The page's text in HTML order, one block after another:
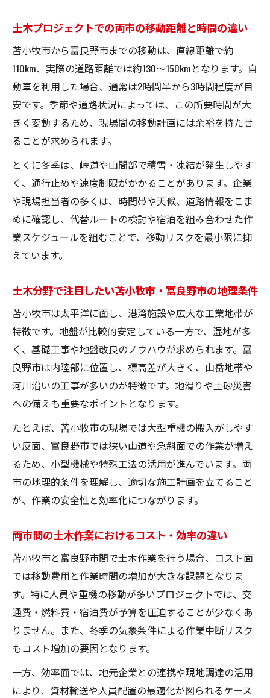
土木プロジェクトでの両市の移動距離と時間の違い
苫小牧市から富良野市までの移動は、直線距離で約
110km、実際の道路距離では約130〜150kmとなります。自
動車を利用した場合、通常は2時間半から3時間程度が目
安です。季節や道路状況によっては、この所要時間が大
きく変動するため、現場間の移動計画には余裕を持たせ
ることが求められます。
とくに冬季は、峠道や山間部で積雪・凍結が発生しやす
く、通行止めや速度制限がかかることがあります。企業
や現場担当者の多くは、時間帯や天候、道路情報をこま
めに確認し、代替ルートの検討や宿泊を組み合わせた作
業スケジュールを組むことで、移動リスクを最小限に抑
えています。
土木分野で注目したい苫小牧市・富良野市の地理条件
苫小牧市は太平洋に面し、港湾施設や広大な工業地帯が
特徴です。地盤が比較的安定している一方で、湿地が多
く、基礎工事や地盤改良のノウハウが求められます。富
良野市は内陸部に位置し、標高差が大きく、山岳地帯や
河川沿いの工事が多いのが特徴です。地滑りや土砂災害
への備えも重要なポイントとなります。
たとえば、苫小牧市の現場では大型重機の搬入がしやす
い反面、富良野市では狭い山道や急斜面での作業が増え
るため、小型機械や特殊工法の活用が進んでいます。両
市の地理的条件を理解し、適切な施工計画を立てること
が、作業の安全性と効率化につながります。
両市間の土木作業におけるコスト・効率の違い
苫小牧市と富良野市間で土木作業を行う場合、コスト面
では移動費用と作業時間の増加が大きな課題となりま
す。特に人員や重機の移動が多いプロジェクトでは、交
通費・燃料費・宿泊費が予算を圧迫することが少なくあ
りません。また、冬季の気象条件による作業中断リスク
もコスト増加の要因となります。
一方、効率面では、地元企業との連携や現地調達の活用
により、資材輸送や人員配置の最適化が図られるケース